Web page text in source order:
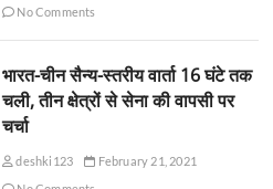
No Comments
भारत-चीन सैन्य-स्तरीय वार्ता 16 घंटे तक
चली, तीन क्षेत्रों से सेना की वापसी पर
चर्चा
deshki123
February 21, 2021